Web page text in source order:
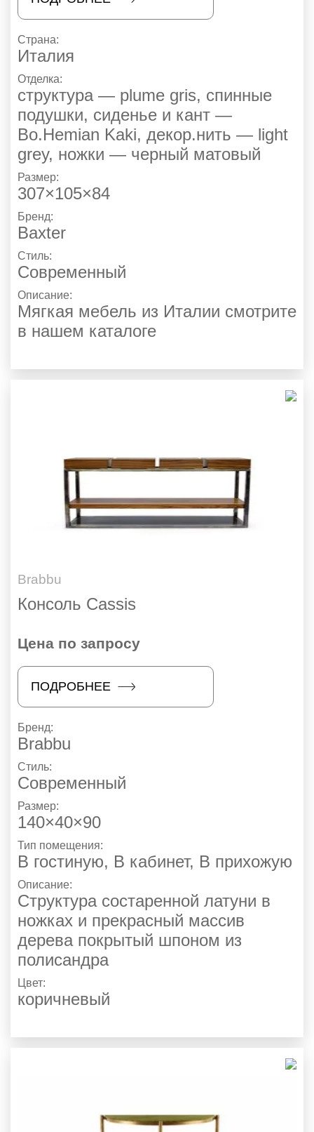
Страна:
Италия
Отделка:
структура — plume gris, спинные
подушки, сиденье и кант —
Bo.Hemian Kaki, декор.нить — light
grey, ножки — черный матовый
Размер:
307×105×84
Бренд:
Baxter
Стиль:
Современный
Описание:
Мягкая мебель из Италии смотрите
в нашем каталоге
Brabbu
Консоль Cassis
Цена по запросу
ПОДРОБНЕЕ
Бренд:
Brabbu
Стиль:
Современный
Размер:
140×40×90
Тип помещения:
В гостиную, В кабинет, В прихожую
Описание:
Структура состаренной латуни в
ножках и прекрасный массив
дерева покрытый шпоном из
полисандра
Цвет:
коричневый